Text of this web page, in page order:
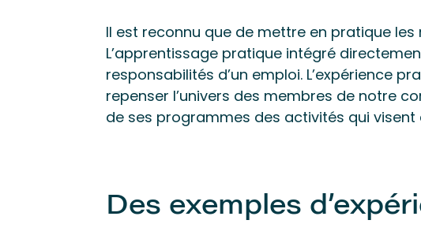
Il est reconnu que de mettre en pratique
L’apprentissage pratique intégré
responsabilités d’un emploi. L’expérience
repenser l’univers des membres de notre
de ses programmes des activités qui
Des exemples